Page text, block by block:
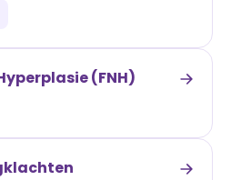
(FNH)